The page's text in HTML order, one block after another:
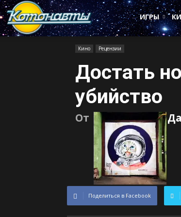
Котонавты
ИГРЫ
Кино Рецензии
Достать
убийство
От
Поделиться в Facebook